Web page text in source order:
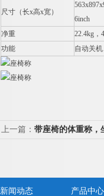
尺寸（长x高x宽）
6inch
净重
22.4kg ，
功能
自动关
上一篇： 带座椅的体重称，
新闻动态
产品中心